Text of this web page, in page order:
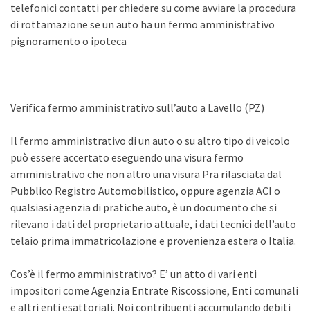
telefonici contatti per chiedere su come avviare la procedura
di rottamazione se un auto ha un fermo amministrativo
pignoramento o ipoteca
Verifica fermo amministrativo sull’auto a Lavello (PZ)
Il fermo amministrativo di un auto o su altro tipo di veicolo
può essere accertato eseguendo una visura fermo
amministrativo che non altro una visura Pra rilasciata dal
Pubblico Registro Automobilistico, oppure agenzia ACI o
qualsiasi agenzia di pratiche auto, è un documento che si
rilevano i dati del proprietario attuale, i dati tecnici dell’auto
telaio prima immatricolazione e provenienza estera o Italia.
Cos’è il fermo amministrativo? E’ un atto di vari enti
impositori come Agenzia Entrate Riscossione, Enti comunali
e altri enti esattoriali. Noi contribuenti accumulando debiti